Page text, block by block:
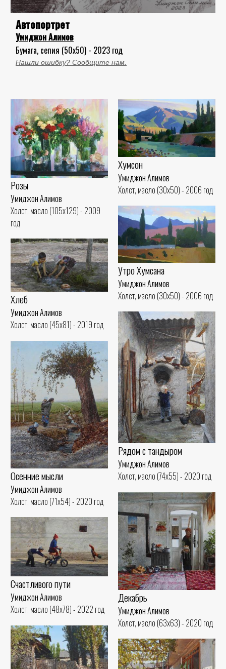
Автопортрет
Умиджон Алимов
Бумага, сепия (50x50) - 2023 год
Нашли ошибку? Сообщите нам.
Розы
Умиджон Алимов
Холст, масло (105x129) - 2009
год
Хумсон
Умиджон Алимов
Холст, масло (30x50) - 2006 год
Утро Хумсана
Умиджон Алимов
Холст, масло (30x50) - 2006 год
Хлеб
Умиджон Алимов
Холст, масло (45x81) - 2019 год
Рядом с тандыром
Умиджон Алимов
Холст, масло (74x55) - 2020 год
Осенние мысли
Умиджон Алимов
Холст, масло (71x54) - 2020 год
Декабрь
Умиджон Алимов
Холст, масло (63x63) - 2020 год
Счастливого пути
Умиджон Алимов
Холст, масло (48x78) - 2022 год